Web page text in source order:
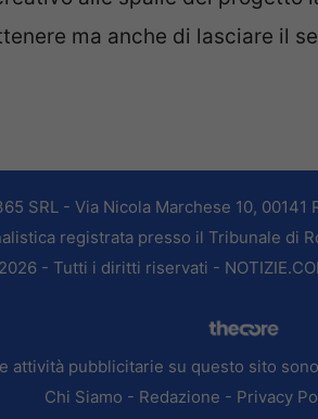
ma anche di lasciare il
SRL - Via Nicola Marchese 10, 00141
registrata presso il Tribunale di
- Tutti i diritti riservati -
attività pubblicitarie su questo sito
Chi Siamo - Redazione - Privacy